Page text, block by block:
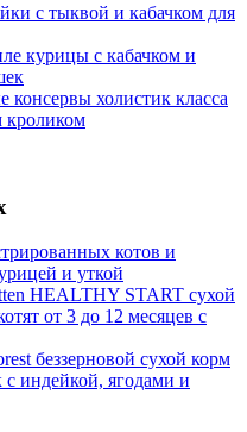
с тыквой и кабачком для
курицы с кабачком и
консервы холистик класса
кроликом
котов и
и уткой
HEALTHY START сухой
от 3 до 12 месяцев с
беззерновой сухой корм
индейкой, ягодами и